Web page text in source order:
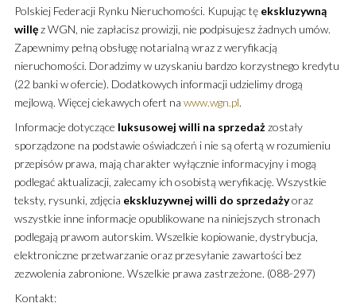
Polskiej Federacji Rynku Nieruchomości. Kupując tę ekskluzywną
willęz WGN, nie zapłacisz prowizji, nie podpisujesz żadnych umów.
Zapewnimy pełną obsługę notarialną wraz z weryfikacją
nieruchomości. Doradzimy w uzyskaniu bardzo korzystnego kredytu
(22 banki w ofercie). Dodatkowych informacji udzielimy drogą
mejlową. Więcej ciekawych ofert na www.wgn.pl.
Informacje dotyczące luksusowej willi na sprzedażzostały
sporządzone na podstawie oświadczeń i nie są ofertą w rozumieniu
przepisów prawa, mają charakter wyłącznie informacyjny i mogą
podlegać aktualizacji, zalecamy ich osobistą weryfikację. Wszystkie
teksty, rysunki, zdjęcia ekskluzywnej willi do sprzedażyoraz
wszystkie inne informacje opublikowane na niniejszych stronach
podlegają prawom autorskim. Wszelkie kopiowanie, dystrybucja,
elektroniczne przetwarzanie oraz przesyłanie zawartości bez
zezwolenia zabronione. Wszelkie prawa zastrzeżone. (088-297)
Kontakt: